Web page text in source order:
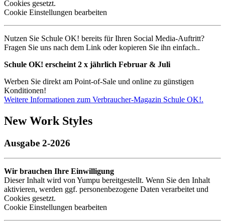
Cookies gesetzt.
Cookie Einstellungen bearbeiten
Nutzen Sie Schule OK! bereits für Ihren Social Media-Auftritt?
Fragen Sie uns nach dem Link oder kopieren Sie ihn einfach..
Schule OK! erscheint 2 x jährlich Februar & Juli
Werben Sie direkt am Point-of-Sale und online zu günstigen
Konditionen!
Weitere Informationen zum Verbraucher-Magazin Schule OK!.
New Work Styles
Ausgabe 2-2026
Wir brauchen Ihre Einwilligung
Dieser Inhalt wird von Yumpu bereitgestellt. Wenn Sie den Inhalt
aktivieren, werden ggf. personenbezogene Daten verarbeitet und
Cookies gesetzt.
Cookie Einstellungen bearbeiten